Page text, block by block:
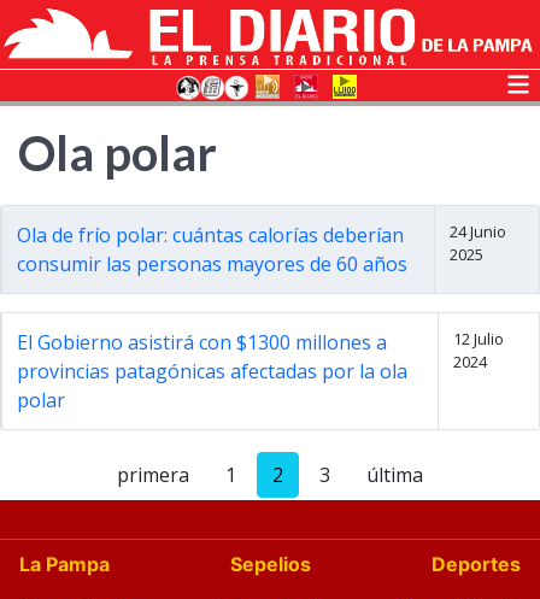
Ola polar
Ola de frío polar: cuántas calorías deberían
consumir las personas mayores de 60 años
24 Junio
2025
El Gobierno asistirá con $1300 millones a
provincias patagónicas afectadas por la ola
polar
12 Julio
2024
primera 1 2 3 última
La Pampa Sepelios
Deportes